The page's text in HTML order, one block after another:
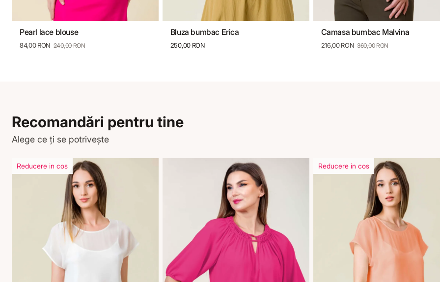
36 38 40
Pearl lace blouse
84,00 RON 240,00 RON
36 38 40
Bluza bumbac Erica
250,00 RON
36 38 40 42 44
Camasa bumbac Malvina
216,00 RON 360,00 RON
Recomandări pentru tine
Alege ce ți se potrivește
Reducere in cos Reducere in cos